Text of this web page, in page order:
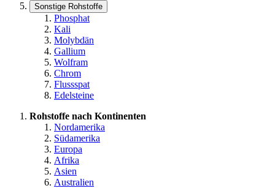
Sonstige Rohstoffe
Phosphat
Kali
Molybdän
Gallium
Wolfram
Chrom
Flussspat
Edelsteine
Rohstoffe nach Kontinenten
Nordamerika
Südamerika
Europa
Afrika
Asien
Australien